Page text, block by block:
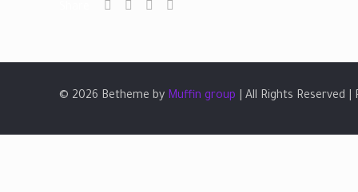
© 2026 Betheme by Muffin group | All Rights Reserved |